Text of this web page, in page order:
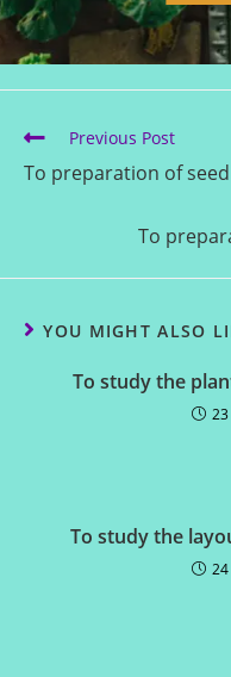
Previous Post
To preparation of
To
YOU MIGHT ALSO
To study the
To study the